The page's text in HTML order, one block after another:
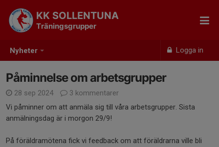
Nyheter Logga in
KK SOLLENTUNA
Träningsgrupper
Påminnelse om arbetsgrupper
28 sep 2024
3 kommentarer
Vi påminner om att anmäla sig till våra arbetsgrupper. Sista
anmälningsdag är i morgon 29/9!
På föräldramötena fick vi feedback om att föräldrarna ville bli